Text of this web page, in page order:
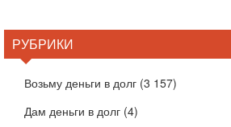
РУБРИКИ
Возьму деньги в долг (3 157)
Дам деньги в долг (4)